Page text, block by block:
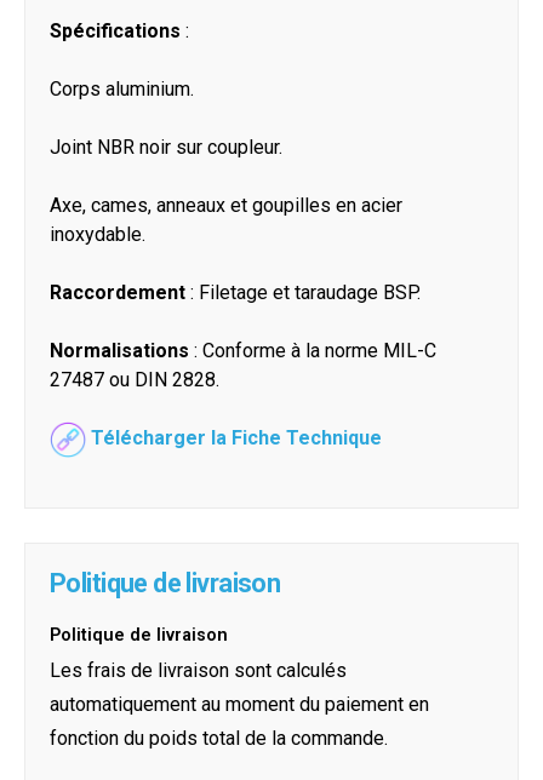
Spécifications :
Corps aluminium.
Joint NBR noir sur coupleur.
Axe, cames, anneaux et goupilles en acier
inoxydable.
Raccordement : Filetage et taraudage BSP.
Normalisations : Conforme à la norme MIL-C
27487 ou DIN 2828.
Télécharger la Fiche Technique
Politique de livraison
Politique de livraison
Les frais de livraison sont calculés
automatiquement au moment du paiement en
fonction du poids total de la commande.